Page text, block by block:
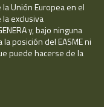
Unión Europea en el
exclusiva
y, bajo ninguna
posición del EASME ni
puede hacerse de la